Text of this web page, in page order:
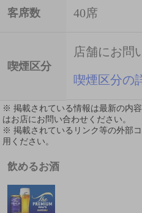
客席数 40席
喫煙区分
店舗にお問
喫煙区分の
※ 掲載されている情報は最新の内
はお店にお問い合わせください。
※ 掲載されているリンク等の外部
用ください。
飲めるお酒